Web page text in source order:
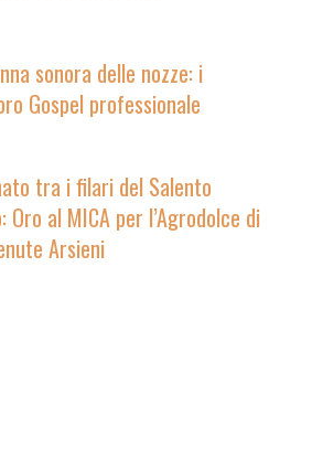
sonora delle nozze: i
Gospel professionale
tra i filari del Salento
Oro al MICA per l’Agrodolce di
Arsieni